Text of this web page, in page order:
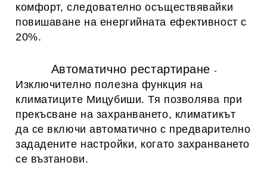
комфорт, следователно осъществявайки
повишаване на енергийната ефективност с
20%.
Автоматично рестартиране -
Изключително полезна функция на
климатиците Мицубиши. Тя позволява при
прекъсване на захранването, климатикът
да се включи автоматично с предварително
зададените настройки, когато захранването
се възтанови.